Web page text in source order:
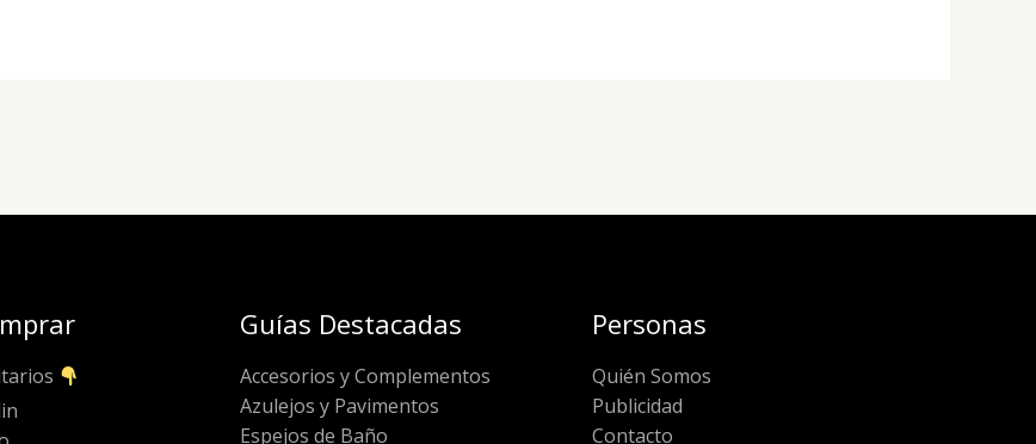
Guías Destacadas
Accesorios y Complementos
Azulejos y Pavimentos
Espejos de Baño
Personas
Quién Somos
Publicidad
Contacto